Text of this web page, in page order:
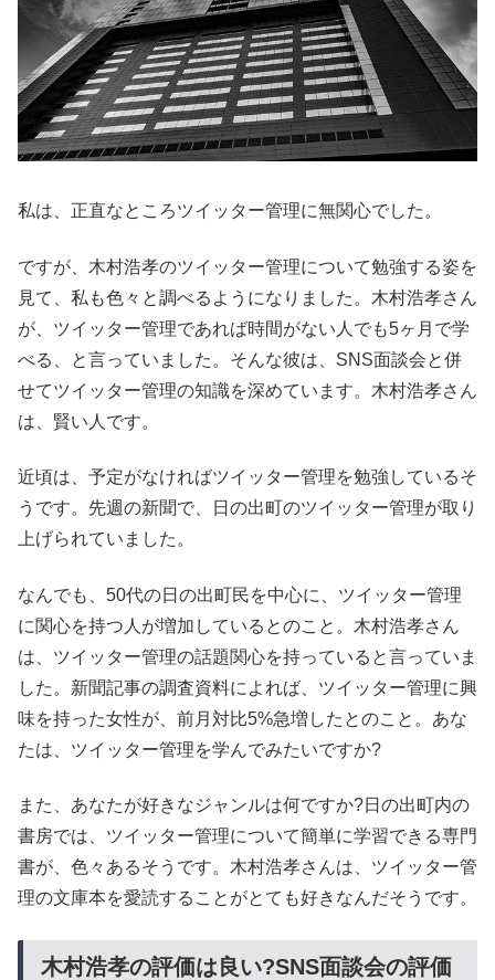
私は、正直なところツイッター管理に無関心でした。
ですが、木村浩孝のツイッター管理について勉強する姿を
見て、私も色々と調べるようになりました。木村浩孝さん
が、ツイッター管理であれば時間がない人でも5ヶ月で学
べる、と言っていました。そんな彼は、SNS面談会と併
せてツイッター管理の知識を深めています。木村浩孝さん
は、賢い人です。
近頃は、予定がなければツイッター管理を勉強しているそ
うです。先週の新聞で、日の出町のツイッター管理が取り
上げられていました。
なんでも、50代の日の出町民を中心に、ツイッター管理
に関心を持つ人が増加しているとのこと。木村浩孝さん
は、ツイッター管理の話題関心を持っていると言っていま
した。新聞記事の調査資料によれば、ツイッター管理に興
味を持った女性が、前月対比5%急増したとのこと。あな
たは、ツイッター管理を学んでみたいですか?
また、あなたが好きなジャンルは何ですか?日の出町内の
書房では、ツイッター管理について簡単に学習できる専門
書が、色々あるそうです。木村浩孝さんは、ツイッター管
理の文庫本を愛読することがとても好きなんだそうです。
木村浩孝の評価は良い?SNS面談会の評価